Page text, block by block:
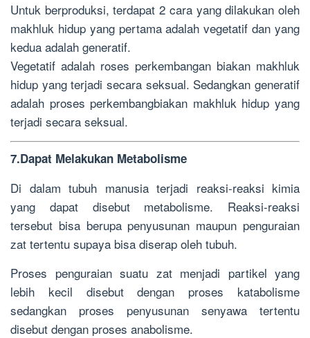
Untuk berproduksi, terdapat 2 cara yang dilakukan oleh
makhluk hidup yang pertama adalah vegetatif dan yang
kedua adalah generatif.
Vegetatif adalah roses perkembangan biakan makhluk
hidup yang terjadi secara seksual. Sedangkan generatif
adalah proses perkembangbiakan makhluk hidup yang
terjadi secara seksual.
7.Dapat Melakukan Metabolisme
Di dalam tubuh manusia terjadi reaksi-reaksi kimia
yang dapat disebut metabolisme. Reaksi-reaksi
tersebut bisa berupa penyusunan maupun penguraian
zat tertentu supaya bisa diserap oleh tubuh.
Proses penguraian suatu zat menjadi partikel yang
lebih kecil disebut dengan proses katabolisme
sedangkan proses penyusunan senyawa tertentu
disebut dengan proses anabolisme.